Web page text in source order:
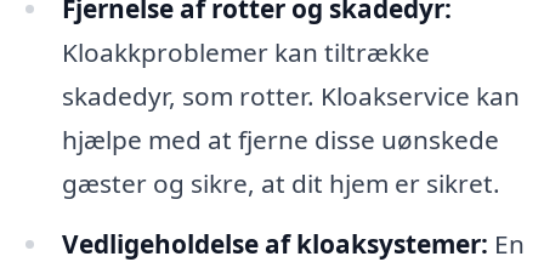
Fjernelse af rotter og skadedyr:
Kloakkproblemer kan tiltrække
skadedyr, som rotter. Kloakservice kan
hjælpe med at fjerne disse uønskede
gæster og sikre, at dit hjem er sikret.
Vedligeholdelse af kloaksystemer: En